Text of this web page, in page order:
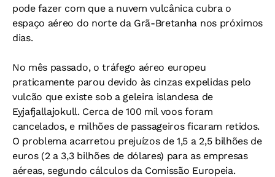
pode fazer com que a nuvem vulcânica cubra o
espaço aéreo do norte da Grã-Bretanha nos próximos
dias.
No mês passado, o tráfego aéreo europeu
praticamente parou devido às cinzas expelidas pelo
vulcão que existe sob a geleira islandesa de
Eyjafjallajokull. Cerca de 100 mil voos foram
cancelados, e milhões de passageiros ficaram retidos.
O problema acarretou prejuízos de 1,5 a 2,5 bilhões de
euros (2 a 3,3 bilhões de dólares) para as empresas
aéreas, segundo cálculos da Comissão Europeia.